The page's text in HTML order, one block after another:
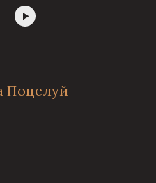
Поцелуй